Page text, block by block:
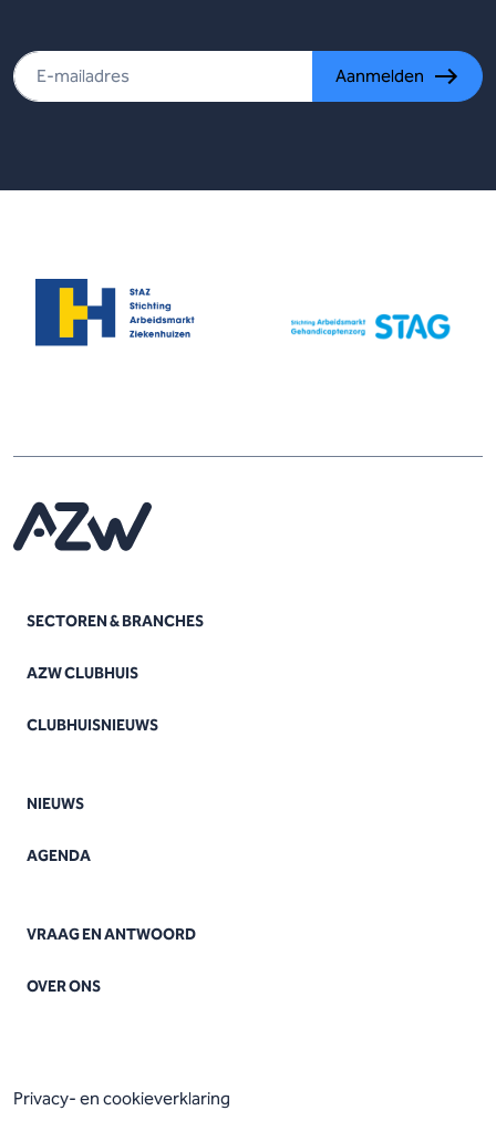
Aanmelden
SECTOREN & BRANCHES
AZW CLUBHUIS
CLUBHUISNIEUWS
NIEUWS
AGENDA
VRAAG EN ANTWOORD
OVER ONS
Privacy- en cookieverklaring